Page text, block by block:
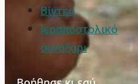
Βίντεο
Ιεραποστολικό
συναξάρι